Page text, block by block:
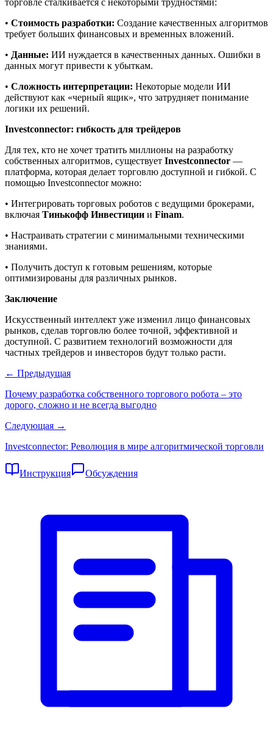
• Стоимость разработки: Создание качественных алгоритмов
требует больших финансовых и временных вложений.
• Данные: ИИ нуждается в качественных данных. Ошибки в
данных могут привести к убыткам.
• Сложность интерпретации: Некоторые модели ИИ
действуют как «черный ящик», что затрудняет понимание
логики их решений.
Investconnector: гибкость для трейдеров
Для тех, кто не хочет тратить миллионы на разработку
собственных алгоритмов, существует Investconnector —
платформа, которая делает торговлю доступной и гибкой. С
помощью Investconnector можно:
• Интегрировать торговых роботов с ведущими брокерами,
включая Тинькофф Инвестиции и Finam.
• Настраивать стратегии с минимальными техническими
знаниями.
• Получить доступ к готовым решениям, которые
оптимизированы для различных рынков.
Заключение
Искусственный интеллект уже изменил лицо финансовых
рынков, сделав торговлю более точной, эффективной и
доступной. С развитием технологий возможности для
частных трейдеров и инвесторов будут только расти.
← Предыдущая
Почему разработка собственного торгового робота – это
дорого, сложно и не всегда выгодно
Следующая →
Investconnector: Революция в мире алгоритмической торговли
Инструкция Обсуждения